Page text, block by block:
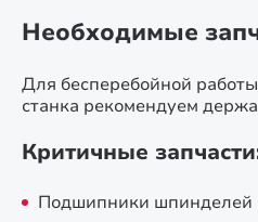
Необходимые
Для бесперебойной
станка рекомендуем
Критичные
Подшипники шпинделей